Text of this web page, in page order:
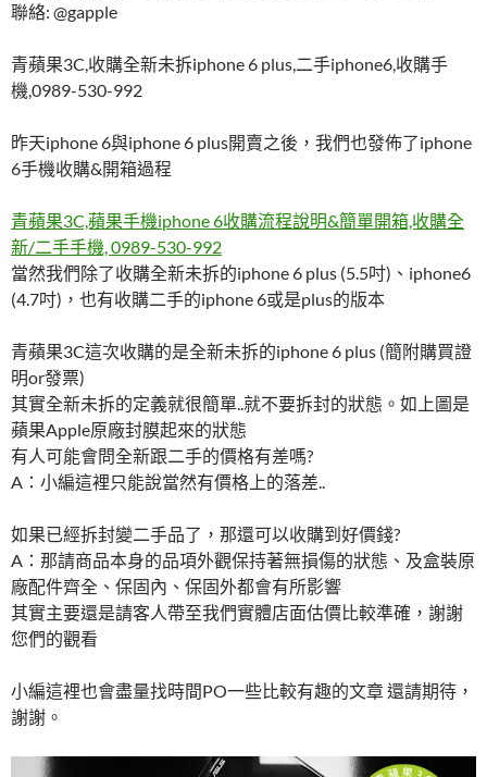
聯絡: @gapple
青蘋果3C,收購全新未拆iphone 6 plus,二手iphone6,收購手
機,0989-530-992
昨天iphone 6與iphone 6 plus開賣之後，我們也發佈了iphone
6手機收購&開箱過程
青蘋果3C,蘋果手機iphone 6收購流程說明&簡單開箱,收購全
新/二手手機, 0989-530-992
當然我們除了收購全新未拆的iphone 6 plus (5.5吋)、iphone6
(4.7吋)，也有收購二手的iphone 6或是plus的版本
青蘋果3C這次收購的是全新未拆的iphone 6 plus (簡附購買證
明or發票)
其實全新未拆的定義就很簡單..就不要拆封的狀態。如上圖是
蘋果Apple原廠封膜起來的狀態
有人可能會問全新跟二手的價格有差嗎?
A：小編這裡只能說當然有價格上的落差..
如果已經拆封變二手品了，那還可以收購到好價錢?
A：那請商品本身的品項外觀保持著無損傷的狀態、及盒裝原
廠配件齊全、保固內、保固外都會有所影響
其實主要還是請客人帶至我們實體店面估價比較準確，謝謝
您們的觀看
小編這裡也會盡量找時間PO一些比較有趣的文章 還請期待，
謝謝。